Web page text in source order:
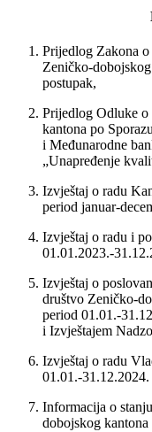
Prijedlog Zakona
Zeničko-
postupak,
Prijedlog Odluke o
kantona po
i Međunarodne
„Unapređenje
Izvještaj o radu
period januar-
Izvještaj o radu i
01.01.2023.-
Izvještaj o
društvo Zeničko-
period 01.01.-
i Izvještajem
Izvještaj o radu
01.01.-
Informacija o
dobojskog